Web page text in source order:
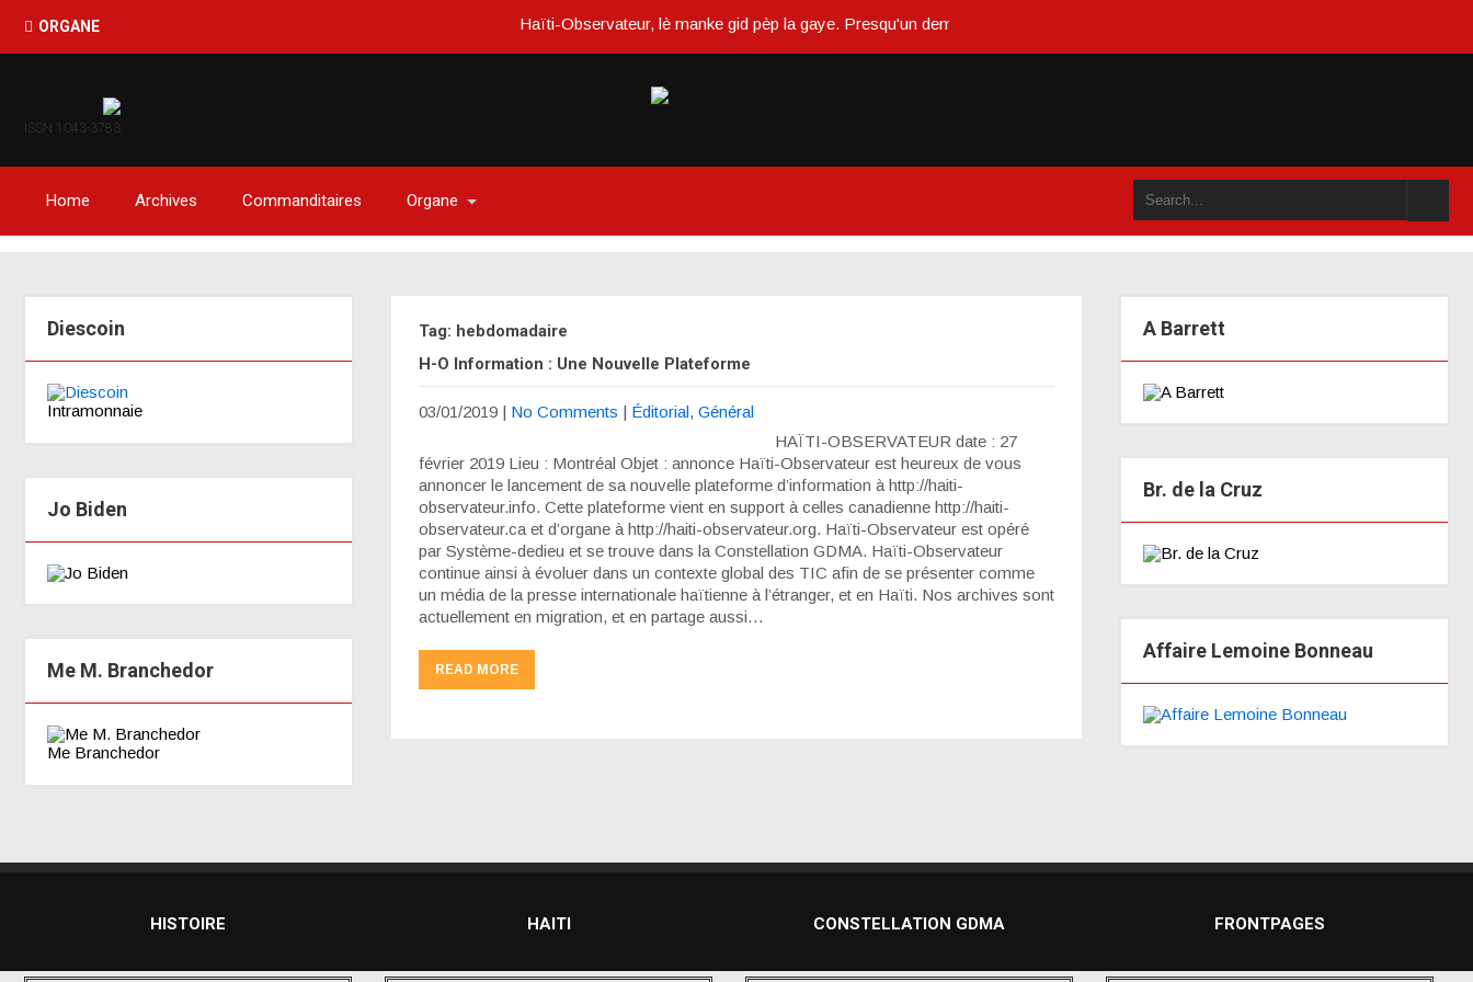
ORGANE Haïti-Observateur, lè manke gid pèp la gaye. Presqu'un demi siècle ou dans un an accompli (juillet 2021)
ISSN 1043-3783
Home Archives Commanditaires Organe
Diescoin
Intramonnaie
Jo Biden
Me M. Branchedor
Me Branchedor
Tag: hebdomadaire
H-O Information : Une Nouvelle Plateforme
03/01/2019 | No Comments | Éditorial, Général
HAÏTI-OBSERVATEUR date : 27
février 2019 Lieu : Montréal Objet : annonce Haïti-Observateur est heureux de vous
annoncer le lancement de sa nouvelle plateforme d’information à http://haiti-
observateur.info. Cette plateforme vient en support à celles canadienne http://haiti-
observateur.ca et d’organe à http://haiti-observateur.org. Haïti-Observateur est opéré
par Système-dedieu et se trouve dans la Constellation GDMA. Haïti-Observateur
continue ainsi à évoluer dans un contexte global des TIC afin de se présenter comme
un média de la presse internationale haïtienne à l’étranger, et en Haïti. Nos archives sont
actuellement en migration, et en partage aussi…
READ MORE
A Barrett
Br. de la Cruz
Affaire Lemoine Bonneau
HISTOIRE HAITI CONSTELLATION GDMA FRONTPAGES